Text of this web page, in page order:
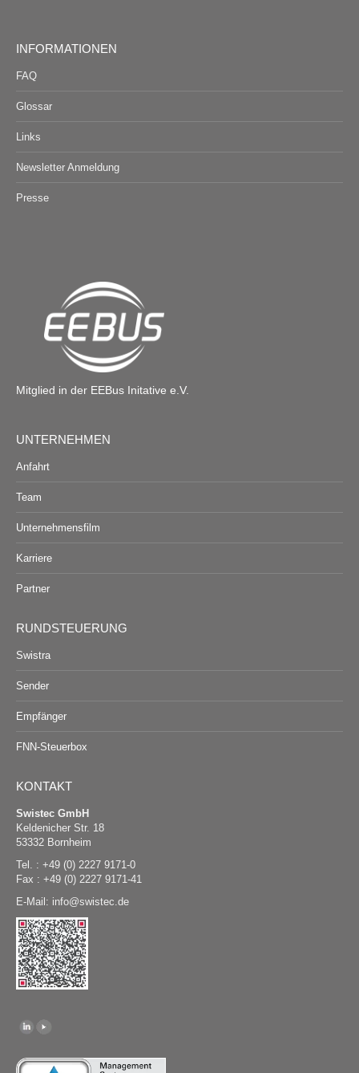
INFORMATIONEN
FAQ
Glossar
Links
Newsletter Anmeldung
Presse
Mitglied in der EEBus Initative e.V.
UNTERNEHMEN
Anfahrt
Team
Unternehmensfilm
Karriere
Partner
RUNDSTEUERUNG
Swistra
Sender
Empfänger
FNN-Steuerbox
KONTAKT
Swistec GmbH
Keldenicher Str. 18
53332 Bornheim
Tel. : +49 (0) 2227 9171-0
Fax : +49 (0) 2227 9171-41
E-Mail:
@swistec.de